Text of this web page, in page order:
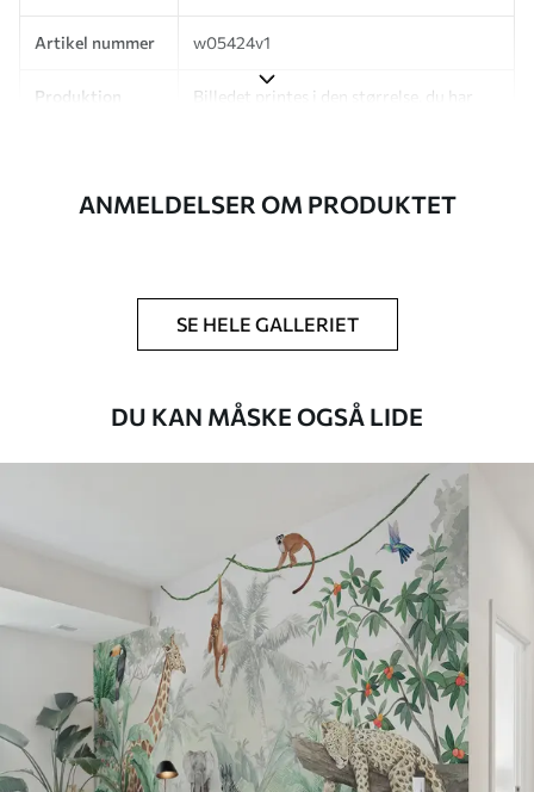
Artikel nummer w05424v1
Produktion
Billedet printes i den størrelse, du har
Derudover
Du kan tilføje en lakering og/eller
blød svamp. Tapeter med lakfinish kan
rengøres med vand.
Problemfri anvendelse
Premium
.33269.00kr/m²
Premium vinyl
516.67310.00 kr/m²
ANMELDELSER OM PRODUKTET
SE HELE GALLERIET
DU KAN MÅSKE OGSÅ LIDE